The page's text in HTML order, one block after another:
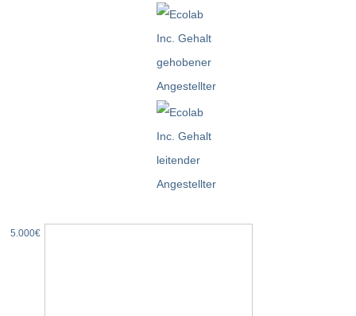
5.000€